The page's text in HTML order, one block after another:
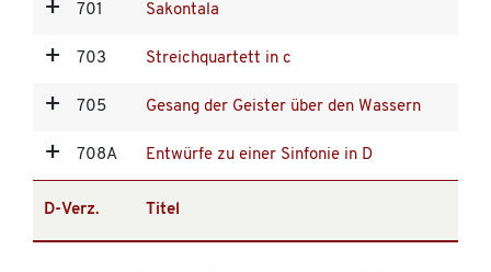
701 Sakontala
703 Streichquartett in c
705 Gesang der Geister über den Wassern
708A Entwürfe zu einer Sinfonie in D
D-Verz. Titel